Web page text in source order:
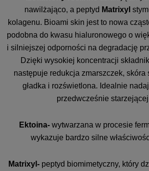
nawilżająco, a peptyd Matrixyl
kolagenu. Bioami skin jest to nowa
podobna do kwasu hialuronowego o
i silniejszej odporności na degradację
Dzięki wysokiej koncentracji
następuje redukcja zmarszczek, skóra
gładka i rozświetlona. Idealnie
przedwcześnie
Ektoina-wytwarzana w procesie
wykazuje bardzo silne
Matrixyl- peptyd biomimetyczny, który